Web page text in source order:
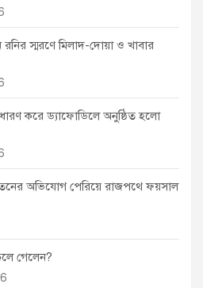
রনির স্মরণে মিলাদ-দোয়া ও খাবার
করে ড্যাফোডিলে অনুষ্ঠিত হলো
অভিযোগ পেরিয়ে রাজপথে ফয়সাল
গেলেন?